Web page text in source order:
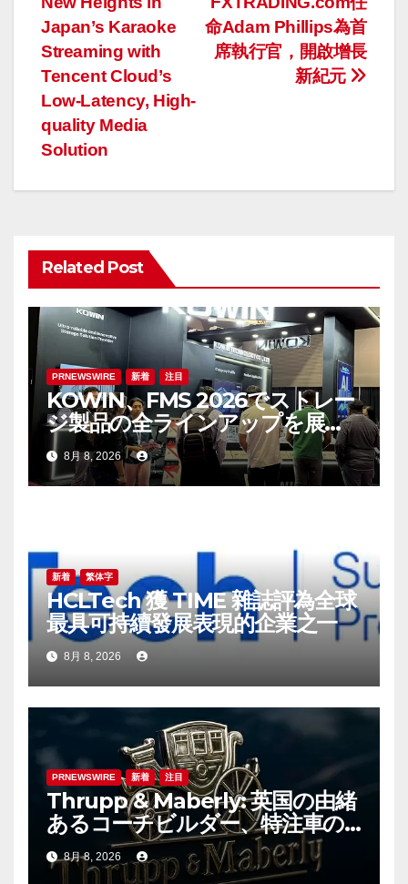
稿
ナ
ビ
ゲ
ョ
ン
命Adam Phillips為首
席執行官，開啟增長
新紀元
Japan’s Karaoke
Streaming with
Tencent Cloud’s
Low-Latency, High-
quality Media
Solution
Related Post
PRNEWSWIRE 新着 注目
KOWIN、FMS 2026でストレー
ジ製品の全ラインアップを展
示：高性能ストレージ製品がAI
分野の革新を牽引
8月 8, 2026
新着 繁体字
HCLTech 獲 TIME 雜誌評為全球
最具可持續發展表現的企業之一
8月 8, 2026
PRNEWSWIRE 新着 注目
Thrupp & Maberly: 英国の由緒
あるコーチビルダー、特注車の
新時代へ
8月 8, 2026